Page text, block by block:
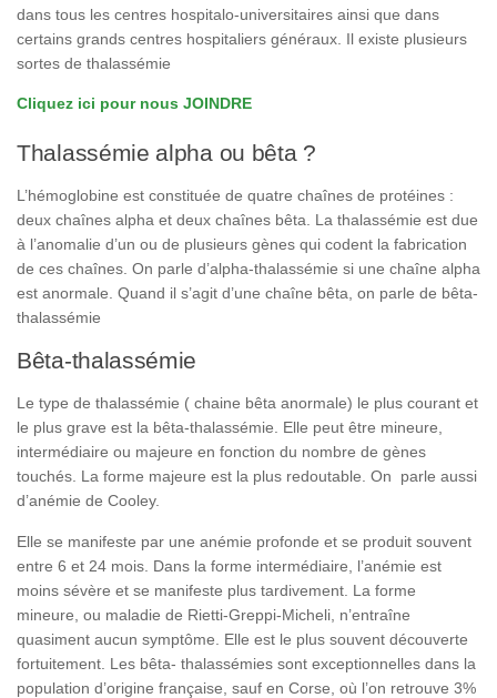
dans tous les centres hospitalo-universitaires ainsi que dans
certains grands centres hospitaliers généraux. Il existe plusieurs
sortes de thalassémie
Cliquez ici pour nous JOINDRE
Thalassémie alpha ou bêta ?
L’hémoglobine est constituée de quatre chaînes de protéines :
deux chaînes alpha et deux chaînes bêta. La thalassémie est due
à l’anomalie d’un ou de plusieurs gènes qui codent la fabrication
de ces chaînes. On parle d’alpha-thalassémie si une chaîne alpha
est anormale. Quand il s’agit d’une chaîne bêta, on parle de bêta-
thalassémie
Bêta-thalassémie
Le type de thalassémie ( chaine bêta anormale) le plus courant et
le plus grave est la bêta-thalassémie. Elle peut être mineure,
intermédiaire ou majeure en fonction du nombre de gènes
touchés. La forme majeure est la plus redoutable. On parle aussi
d’anémie de Cooley.
Elle se manifeste par une anémie profonde et se produit souvent
entre 6 et 24 mois. Dans la forme intermédiaire, l’anémie est
moins sévère et se manifeste plus tardivement. La forme
mineure, ou maladie de Rietti-Greppi-Micheli, n’entraîne
quasiment aucun symptôme. Elle est le plus souvent découverte
fortuitement. Les bêta- thalassémies sont exceptionnelles dans la
population d’origine française, sauf en Corse, où l’on retrouve 3%